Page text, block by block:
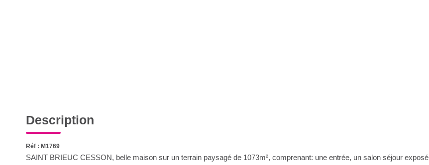
Description
Réf : M1769
SAINT BRIEUC CESSON, belle maison sur un terrain paysagé de 1073m², comprenant: une entrée, un salon séjour exposé